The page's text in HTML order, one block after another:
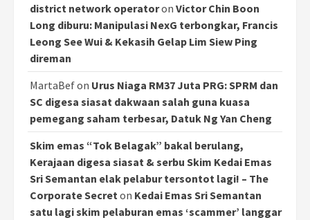
district network operatoron Victor Chin Boon
Long diburu: Manipulasi NexG terbongkar, Francis
Leong See Wui & Kekasih Gelap Lim Siew Ping
direman
MartaBefon Urus Niaga RM37 Juta PRG: SPRM dan
SC digesa siasat dakwaan salah guna kuasa
pemegang saham terbesar, Datuk Ng Yan Cheng
Skim emas “Tok Belagak” bakal berulang,
Kerajaan digesa siasat & serbu Skim Kedai Emas
Sri Semantan elak pelabur tersontot lagi! – The
Corporate Secret on Kedai Emas Sri Semantan
satu lagi skim pelaburan emas ‘scammer’ langgar